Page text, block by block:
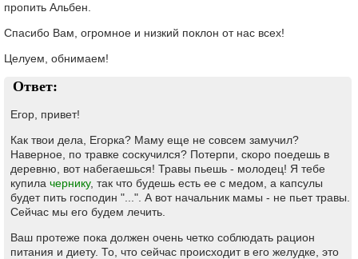
пропить Альбен.
Спасибо Вам, огромное и низкий поклон от нас всех!
Целуем, обнимаем!
Ответ:
Егор, привет!
Как твои дела, Егорка? Маму еще не совсем замучил?
Наверное, по травке соскучился? Потерпи, скоро поедешь в
деревню, вот набегаешься! Травы пьешь - молодец! Я тебе
купила чернику, так что будешь есть ее с медом, а капсулы
будет пить господин "...". А вот начальник мамы - не пьет травы.
Сейчас мы его будем лечить.
Ваш протеже пока должен очень четко соблюдать рацион
питания и диету. То, что сейчас происходит в его желудке, это